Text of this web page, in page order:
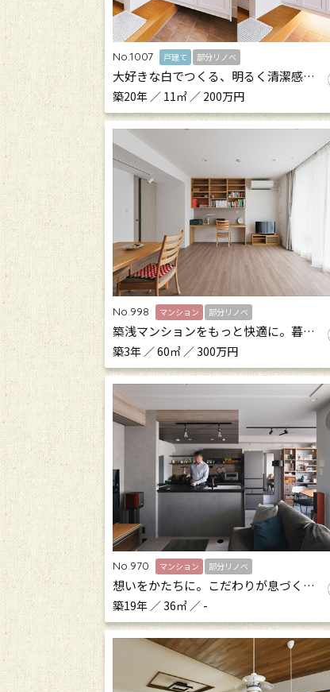
No.1007 戸建て 部分リノベ
大好きな白でつくる、明るく清潔感…
築20年 ／ 11㎡ ／ 200万円
No.998 マンション 部分リノベ
築浅マンションをもっと快適に。暮…
築3年 ／ 60㎡ ／ 300万円
No.970 マンション 部分リノベ
想いをかたちに。こだわりが息づく…
築19年 ／ 36㎡ ／ -